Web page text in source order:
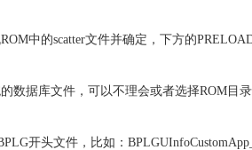
中的scatter文件并确定，下方的
数据库文件，可以不理会或者选择ROM目
开头文件，比如：